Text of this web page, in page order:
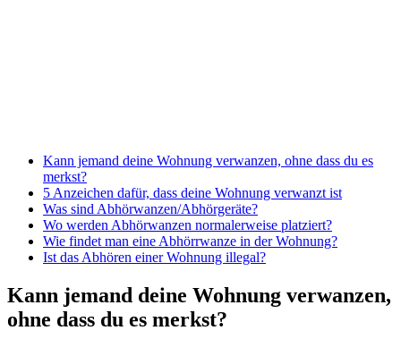
Kann jemand deine Wohnung verwanzen, ohne dass du es
merkst?
5 Anzeichen dafür, dass deine Wohnung verwanzt ist
Was sind Abhörwanzen/Abhörgeräte?
Wo werden Abhörwanzen normalerweise platziert?
Wie findet man eine Abhörrwanze in der Wohnung?
Ist das Abhören einer Wohnung illegal?
Kann jemand deine Wohnung verwanzen,
ohne dass du es merkst?